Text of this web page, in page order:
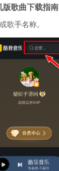
版歌曲下载指南
歌手名称。